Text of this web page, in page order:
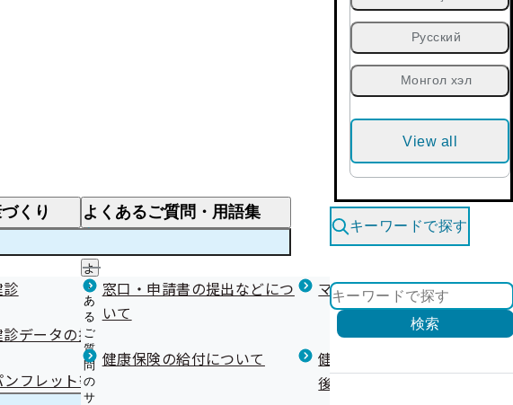
Русский
Монгол хэл
View all
とき 医療費が高額になりそう・なったとき
限度額適用認定・高額療養費・高額介護合算
医療費の全額を負担したとき
くり
健診を受けた後の健康づくり
データの提供について 健康宣言（コラボヘルス）
ンフレット等（広報） 健康づくりコラム
よくあるご質問・用語集
よ
く
あ
る
ご
質
問
の
サ
窓口・申請書の提出などにつ
いて
マイナ保険証等関連について
健康保険の給付について
健康保険任意継続制度（退職
後の健康保険）について
キーワードで探す
検索